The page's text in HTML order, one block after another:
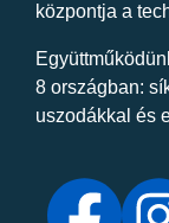
központja a
8 országban:
uszodákkal és